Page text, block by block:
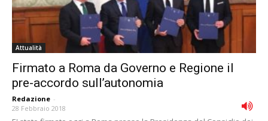
Attualità
Firmato a Roma da Governo e Regione il
pre-accordo sull’autonomia
Redazione -
28 Febbraio 2018